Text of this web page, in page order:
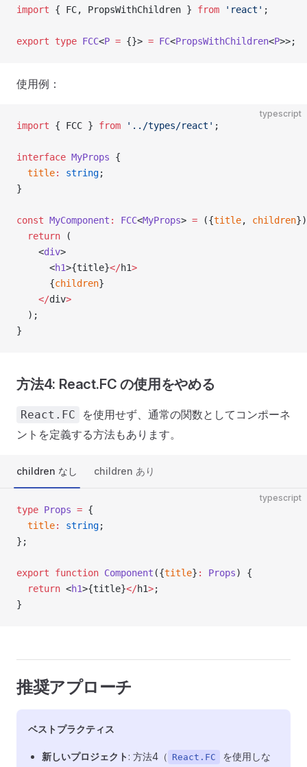
import { FC, PropsWithChildren } from 'react' ;
export type FCC<P = {}> = FC<PropsWithChildren<P>>;
使用例：
typescript
import { FCC } from '../types/react' ;
interface MyProps {
  title
: string;
}
const MyComponent : FCC<MyProps> = ({title, children
  return
(
    <
div>
      <
h1>{title}</h1>
      {
children}
    </
div>
  );
}
方法4: React.FC の使用をやめる
React.FC
を使用せず、通常の関数としてコンポーネ
ントを定義する方法もあります。
children なし children あり
typescript
type Props = {
  title
: string;
};
export function Component ({title} : Props) {
  return
<h1>{title}</h1>;
}
推奨アプローチ
ベストプラクティス
新しいプロジェクト : 方法4（ React.FC
を使用しな